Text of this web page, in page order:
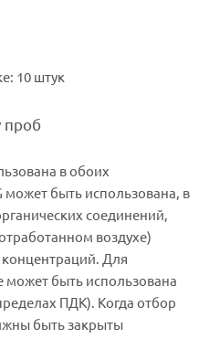
10 штук
проб
в обоих
может быть использована, в
соединений,
воздухе)
Для
может быть использована
ПДК). Когда отбор
быть закрыты